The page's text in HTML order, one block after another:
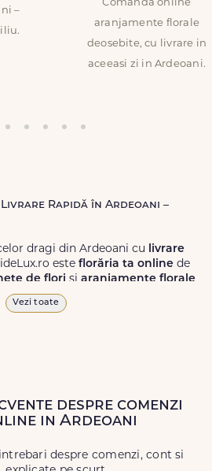
–
Comanda online
aranjamente florale
deosebite, cu livrare in
aceeasi zi in Ardeoani.
Rapidă în Ardeoani –
dragi din Ardeoani cu livrare
este florăria ta online de
de flori și aranjamente florale
Ardeoani și în toată România.
chiar și în weekend, pentru ca tu
atunci când ai nevoie.
Vezi toate
despre comenzi
in Ardeoani
despre comenzi, cont si